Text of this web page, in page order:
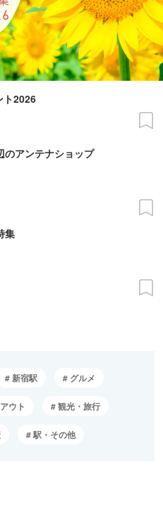
ト2026
のアンテナショップ
集
新宿駅 グルメ
ウト 観光・旅行
駅・その他